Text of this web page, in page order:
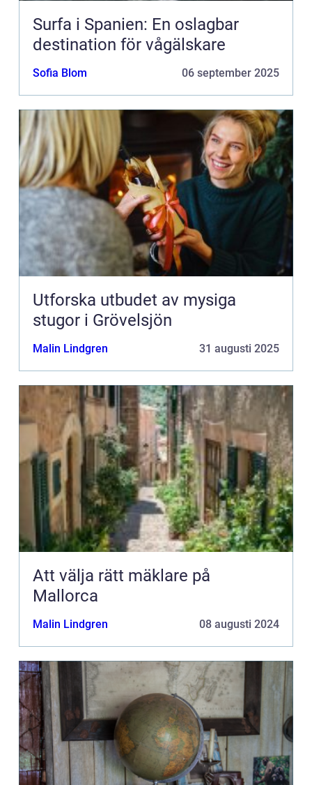
Surfa i Spanien: En oslagbar
destination för vågälskare
Sofia Blom 06 september 2025
Utforska utbudet av mysiga
stugor i Grövelsjön
Malin Lindgren 31 augusti 2025
Att välja rätt mäklare på
Mallorca
Malin Lindgren 08 augusti 2024